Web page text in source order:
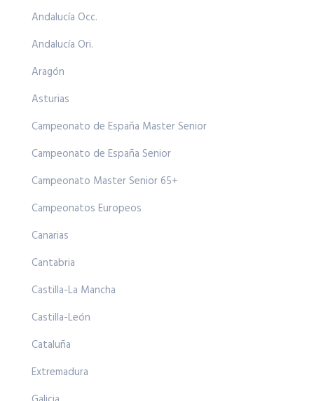
Andalucía Occ.
Andalucía Ori.
Aragón
Asturias
Campeonato de España Master Senior
Campeonato de España Senior
Campeonato Master Senior 65+
Campeonatos Europeos
Canarias
Cantabria
Castilla-La Mancha
Castilla-León
Cataluña
Extremadura